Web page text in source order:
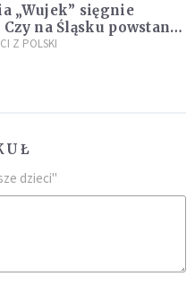
„Wujek” sięgnie
na Śląsku powstanie
Z POLSKI
dzieci"